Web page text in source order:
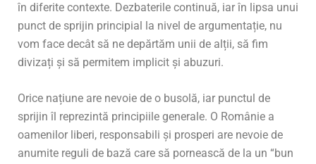
în diferite contexte. Dezbaterile continuă, iar în lipsa unui
punct de sprijin principial la nivel de argumentație, nu
vom face decât să ne depărtăm unii de alții, să fim
divizați și să permitem implicit și abuzuri.
Orice națiune are nevoie de o busolă, iar punctul de
sprijin îl reprezintă principiile generale. O Românie a
oamenilor liberi, responsabili și prosperi are nevoie de
anumite reguli de bază care să pornească de la un “bun